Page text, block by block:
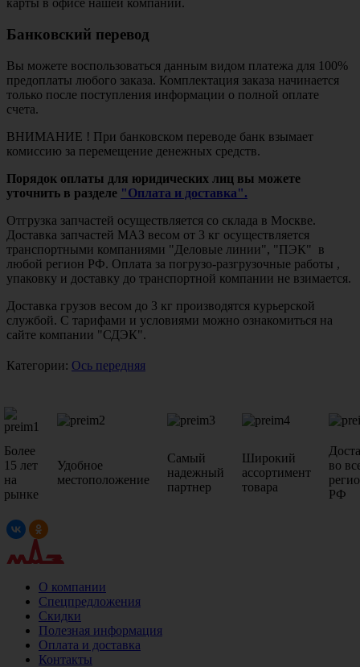
карты в офисе нашей компании.
Банковский перевод
Вы можете воспользоваться данным видом платежа для 100%
предоплаты любого заказа. Комплектация заказа начинается
только после поступления информации о полной оплате
счета.
ВНИМАНИЕ ! При банковском переводе банк взымает
комиссию за перемещение денежных средств.
Порядок оплаты для юридических лиц вы можете
уточнить в разделе "Оплата и доставка".
Отгрузка запчастей осуществляется со склада в Москве.
Доставка запчастей МАЗ весом от 3 кг осуществляется
транспортными компаниями "Деловые линии", "ПЭК" в
любой регион РФ. Оплата за погрузо-разгрузочные работы ,
упаковку и доставку до транспортной компании не взимается.
Доставка грузов весом до 3 кг производятся курьерской
службой. С тарифами и условиями можно ознакомиться на
сайте компании "СДЭК".
Категории: Ось передняя
Более
15 лет
на
рынке
Удобное
местоположение
Самый
надежный
партнер
Широкий
ассортимент
товара
во
РФ
О компании
Спецпредложения
Скидки
Полезная информация
Оплата и доставка
Контакты